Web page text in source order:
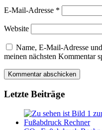
E-Mail-Adresse *
Website
Name, E-Mail-Adresse
meinen nächsten Kommentar
Letzte Beiträge